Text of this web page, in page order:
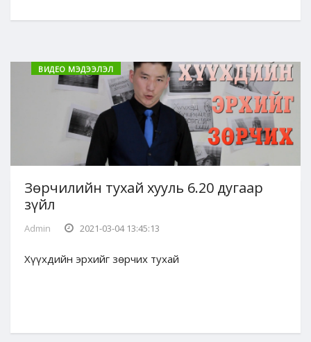
ВИДЕО МЭДЭЭЛЭЛ
Зөрчилийн тухай хууль 6.20 дугаар
зүйл
Admin 2021-03-04 13:45:13
Хүүхдийн эрхийг зөрчих тухай